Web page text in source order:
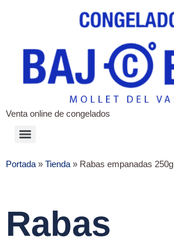
Venta online de congelados
Portada » Tienda » Rabas empanadas 250g
Rabas